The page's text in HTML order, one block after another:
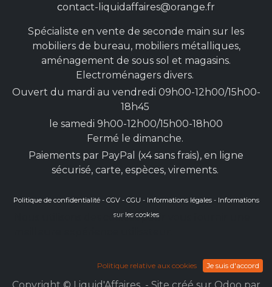
contact-liquidaffaires@orange.fr
Spécialiste en vente de seconde main sur les
mobiliers de bureau, mobiliers métalliques,
aménagement de sous sol et magasins.
Electroménagers divers.
Ouvert du mardi au vendredi 09h00-12h00/15h00-
18h45
le samedi 9h00-12h00/15h00-18h00
Fermé le dimanche.
Paiements par PayPal (x4 sans frais), en ligne
sécurisé, carte, espèces, virements.
Politique de confidentialité- CGV - CGU - Informations légales- Informations
sur les cookies
Nous utilisons des cookies pour vous fournir une
Politique relative aux cookies Je suis d'accord